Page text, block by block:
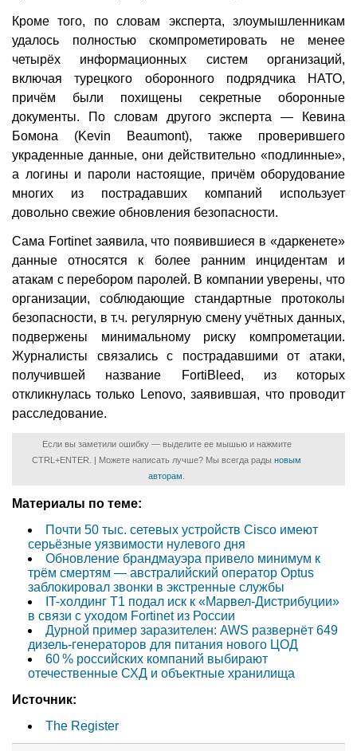
Кроме того, по словам эксперта, злоумышленникам
удалось полностью скомпрометировать не менее
четырёх информационных систем организаций,
включая турецкого оборонного подрядчика НАТО,
причём были похищены секретные оборонные
документы. По словам другого эксперта — Кевина
Бомона (Kevin Beaumont), также проверившего
украденные данные, они действительно «подлинные»,
а логины и пароли настоящие, причём оборудование
многих из пострадавших компаний использует
довольно свежие обновления безопасности.
Сама Fortinet заявила, что появившиеся в «даркенете»
данные относятся к более ранним инцидентам и
атакам с перебором паролей. В компании уверены, что
организации, соблюдающие стандартные протоколы
безопасности, в т.ч. регулярную смену учётных данных,
подвержены минимальному риску компрометации.
Журналисты связались с пострадавшими от атаки,
получившей название FortiBleed, из которых
откликнулась только Lenovo, заявившая, что проводит
расследование.
Если вы заметили ошибку — выделите ее мышью и нажмите
CTRL+ENTER. | Можете написать лучше? Мы всегда рады новым
авторам
Материалы по теме:
Почти 50 тыс. сетевых устройств Cisco имеют
серьёзные уязвимости нулевого дня
Обновление брандмауэра привело минимум к
трём смертям — австралийский оператор Optus
заблокировал звонки в экстренные службы
IT-холдинг Т1 подал иск к «Марвел-Дистрибуции»
в связи с уходом Fortinet из России
Дурной пример заразителен: AWS развернёт 649
дизель-генераторов для питания нового ЦОД
60 % российских компаний выбирают
отечественные СХД и объектные хранилища
Источник:
The Register